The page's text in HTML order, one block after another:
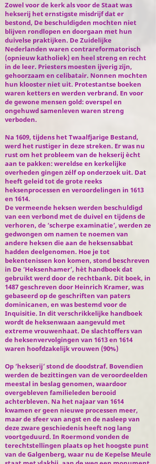
Zowel voor de kerk als voor de Staat was
hekserij het ernstigste misdrijf dat er
bestond, De beschuldigden mochten niet
blijven rondlopen en doorgaan met hun
duivelse praktijken. De Zuidelijke
Nederlanden waren contrareformatorisch
(opnieuw katholiek) en heel streng en recht
in de leer. Priesters moesten ijverig zijn,
gehoorzaam en celibatair. Nonnen mochten
hun klooster niet uit. Protestantse boeken
waren ketters en werden verbrand. En voor
de gewone mensen gold: overspel en
ongehuwd samenleven waren streng
verboden.
Na 1609, tijdens het Twaalfjarige Bestand,
werd het rustiger in deze streken. Er was nu
rust om het probleem van de hekserij ècht
aan te pakken: wereldse en kerkelijke
overheden gingen zélf op onderzoek uit. Dat
heeft geleid tot de grote reeks
heksenprocessen en veroordelingen in 1613
en 1614.
De vermeende heksen werden beschuldigd
van een verbond met de duivel en tijdens de
verhoren, de ‘scherpe examinatie’, werden ze
gedwongen om namen te noemen van
andere heksen die aan de heksensabbat
hadden deelgenomen. Hoe je tot
bekentenissen kon komen, stond beschreven
in De ‘Heksenhamer’, hèt handboek dat
gebruikt werd door de rechtbank. Dit boek, in
1487 geschreven door Heinrich Kramer, was
gebaseerd op de geschriften van paters
dominicanen, en was bestemd voor de
Inquisitie. In dit verschrikkelijke handboek
wordt de heksenwaan aangevuld met
extreme vrouwenhaat. De slachtoffers van
de heksenvervolgingen van 1613 en 1614
waren hoofdzakelijk vrouwen (90%)
Op ‘hekserij’ stond de doodstraf. Bovendien
werden de bezittingen van de veroordeelden
meestal in beslag genomen, waardoor
overgebleven familieleden berooid
achterbleven. Na het najaar van 1614
kwamen er geen nieuwe processen meer,
maar de sfeer van angst en de nasleep van
deze zware geschiedenis heeft nog lang
voortgeduurd. In Roermond vonden de
terechtstellingen plaats op het hoogste punt
van de Galgenberg, waar nu de Kepelse Meule